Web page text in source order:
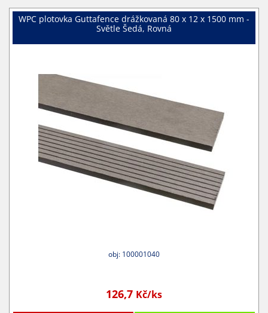
WPC plotovka Guttafence drážkovaná 80 x 12 x 1500 mm -
Světle Šedá, Rovná
obj: 100001040
126,7 Kč/ks